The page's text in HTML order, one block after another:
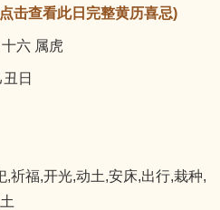
击查看此日完整黄历喜忌)
六 属虎
日
,祈福,开光,动土,安床,出行,栽种,